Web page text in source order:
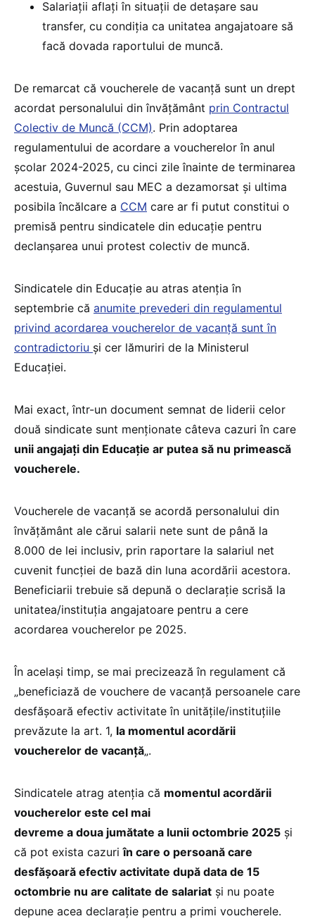
Salariații aflați în situații de detașare sau
transfer, cu condiția ca unitatea angajatoare să
facă dovada raportului de muncă.
De remarcat că voucherele de vacanță sunt un drept
acordat personalului din învățământ prin Contractul
Colectiv de Muncă (CCM). Prin adoptarea
regulamentului de acordare a voucherelor în anul
școlar 2024-2025, cu cinci zile înainte de terminarea
acestuia, Guvernul sau MEC a dezamorsat și ultima
posibila încălcare a CCM care ar fi putut constitui o
premisă pentru sindicatele din educație pentru
declanșarea unui protest colectiv de muncă.
Sindicatele din Educație au atras atenția în
septembrie că anumite prevederi din regulamentul
privind acordarea voucherelor de vacanță sunt în
contradictoriu și cer lămuriri de la Ministerul
Educației.
Mai exact, într-un document semnat de liderii celor
două sindicate sunt menționate câteva cazuri în care
unii angajați din Educație ar putea să nu primească
voucherele.
Voucherele de vacanță se acordă personalului din
învăţământ ale cărui salarii nete sunt de până la
8.000 de lei inclusiv, prin raportare la salariul net
cuvenit funcţiei de bază din luna acordării acestora.
Beneficiarii trebuie să depună o declaraţie scrisă la
unitatea/instituţia angajatoare pentru a cere
acordarea voucherelor pe 2025.
În același timp, se mai precizează în regulament că
„beneficiază de vouchere de vacanţă persoanele care
desfăşoară efectiv activitate în unităţile/instituţiile
prevăzute la art. 1, la momentul acordării
voucherelor de vacanţă„.
Sindicatele atrag atenția că momentul acordării
voucherelor este cel mai
devreme a doua jumătate a lunii octombrie 2025 și
că pot exista cazuriîn care o persoană care
desfășoară efectiv activitate după data de 15
octombrie nu are calitate de salariat și nu poate
depune acea declarație pentru a primi voucherele.